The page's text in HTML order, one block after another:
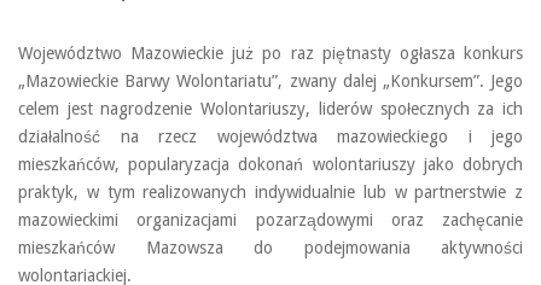
Województwo Mazowieckie już po raz piętnasty ogłasza konkurs
„Mazowieckie Barwy Wolontariatu”, zwany dalej „Konkursem”. Jego
celem jest nagrodzenie Wolontariuszy, liderów społecznych za ich
działalność na rzecz województwa mazowieckiego i jego
mieszkańców, popularyzacja dokonań wolontariuszy jako dobrych
praktyk, w tym realizowanych indywidualnie lub w partnerstwie z
mazowieckimi organizacjami pozarządowymi oraz zachęcanie
mieszkańców Mazowsza do podejmowania aktywności
wolontariackiej.